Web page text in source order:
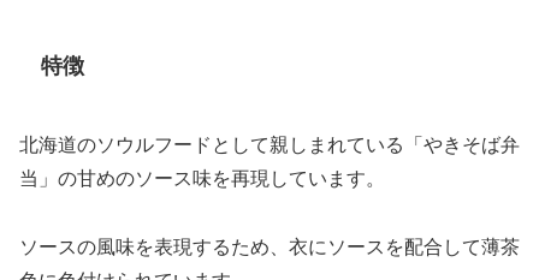
特徴
北海道のソウルフードとして親しまれている「やきそば弁
当」の甘めのソース味を再現しています。
ソースの風味を表現するため、衣にソースを配合して薄茶